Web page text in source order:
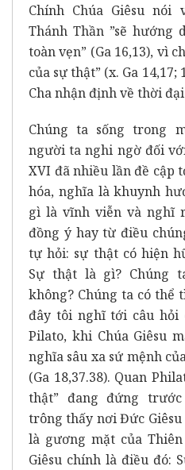
Chính Chúa Giêsu nói
Thánh Thần ”sẽ hướng
toàn vẹn” (Ga 16,13), vì
của sự thật” (x. Ga
Cha nhận định về thời
Chúng ta sống trong
người ta nghi ngờ đối
XVI đã nhiều lần đề cập
hóa, nghĩa là khuynh
gì là vĩnh viễn và nghĩ
đồng ý hay từ điều
tự hỏi: sự thật có hiện
Sự thật là gì? Chúng
không? Chúng ta có thể
đây tôi nghĩ tới câu hỏi
Pilato, khi Chúa Giêsu
nghĩa sâu xa sứ mệnh
(Ga 18,37.38). Quan
thật” đang đứng
trông thấy nơi Đức
là gương mặt của
Giêsu chính là điều đó: